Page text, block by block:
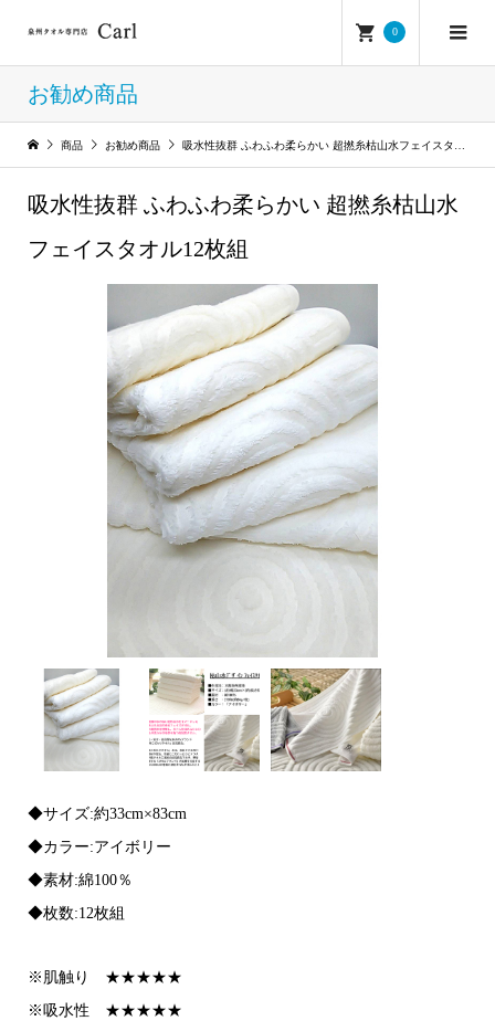
0
お勧め商品
商品 お勧め商品 吸水性抜群 ふわふわ柔らかい 超撚糸枯山水フェイスタオル12枚組
吸水性抜群 ふわふわ柔らかい 超撚糸枯山水
フェイスタオル12枚組
◆サイズ:約33cm×83cm
◆カラー:アイボリー
◆素材:綿100％
◆枚数:12枚組
※肌触り ★★★★★
※吸水性 ★★★★★